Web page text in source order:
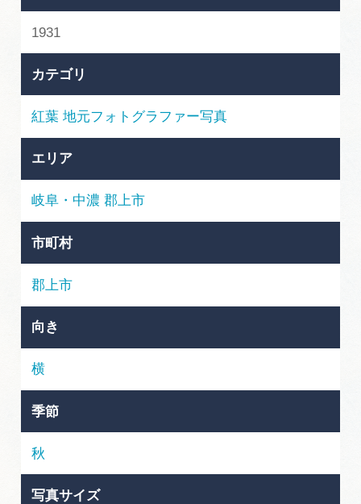
インフォメーション
ぎふ旅レポーター記事
早わかり岐阜
買い物・お土産
体験予約サイト「ＶＩＳＩＴ岐阜県」
岐阜県アウトドア観光キャンペーン
岐阜県まるごと観光エリアガイド
岐阜県観光データベース
旅行会社・観光事業者の皆様へ
1931
カテゴリ
紅葉 地元フォトグラファー写真
エリア
岐阜・中濃 郡上市
市町村
郡上市
向き
横
季節
秋
写真サイズ